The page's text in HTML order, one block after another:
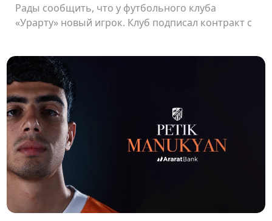
Рады сообщить, что у футбольного клуба
«Урарту» новый игрок. Клуб подписал контракт с